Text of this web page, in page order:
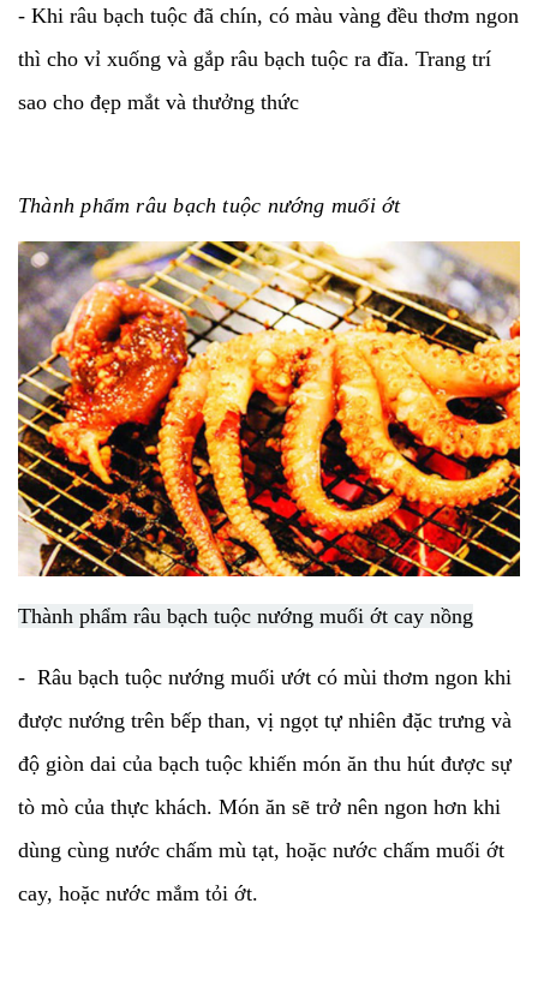
- Khi râu bạch tuộc đã chín, có màu vàng đều thơm ngon
thì cho vỉ xuống và gắp râu bạch tuộc ra đĩa. Trang trí
sao cho đẹp mắt và thưởng thức
Thành phẩm râu bạch tuộc nướng muối ớt
Thành phẩm râu bạch tuộc nướng muối ớt cay nồng
- Râu bạch tuộc nướng muối ướt có mùi thơm ngon khi
được nướng trên bếp than, vị ngọt tự nhiên đặc trưng và
độ giòn dai của bạch tuộc khiến món ăn thu hút được sự
tò mò của thực khách. Món ăn sẽ trở nên ngon hơn khi
dùng cùng nước chấm mù tạt, hoặc nước chấm muối ớt
cay, hoặc nước mắm tỏi ớt.